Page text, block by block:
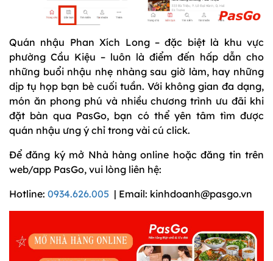
Quán nhậu Phan Xích Long – đặc biệt là khu vực
phường Cầu Kiệu – luôn là điểm đến hấp dẫn cho
những buổi nhậu nhẹ nhàng sau giờ làm, hay những
dịp tụ họp bạn bè cuối tuần. Với không gian đa dạng,
món ăn phong phú và nhiều chương trình ưu đãi khi
đặt bàn qua PasGo, bạn có thể yên tâm tìm được
quán nhậu ưng ý chỉ trong vài cú click.
Để đăng ký mở Nhà hàng online hoặc đăng tin trên
web/app PasGo, vui lòng liên hệ:
Hotline: 0934.626.005 | Email: kinhdoanh@pasgo.vn